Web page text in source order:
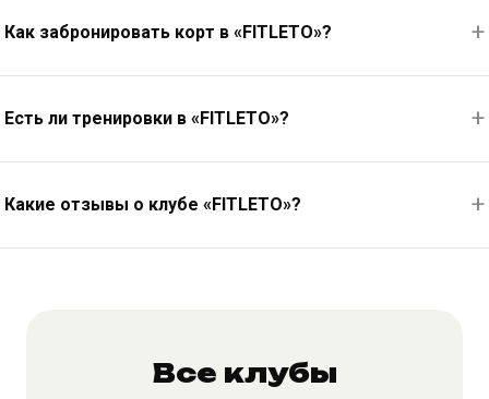
Как забронировать корт в «FITLETO»?
Есть ли тренировки в «FITLETO»?
Какие отзывы о клубе «FITLETO»?
Все клубы